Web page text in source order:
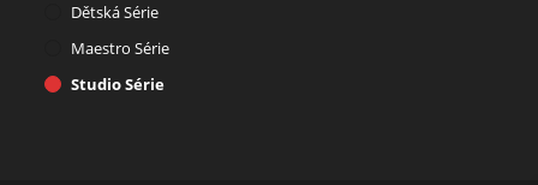
Dětská Série
Maestro Série
Studio Série